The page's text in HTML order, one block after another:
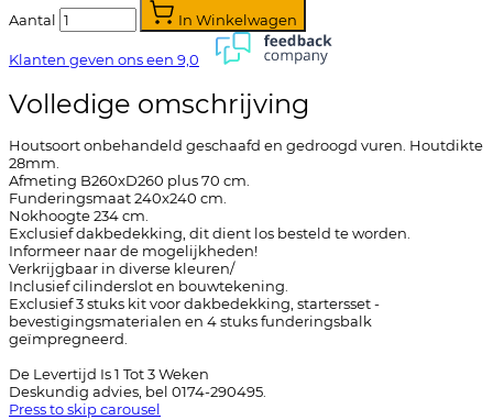
Aantal In Winkelwagen
Klanten geven ons een 9,0
Volledige omschrijving
Houtsoort onbehandeld geschaafd en gedroogd vuren. Houtdikte
28mm.
Afmeting B260xD260 plus 70 cm.
Funderingsmaat 240x240 cm.
Nokhoogte 234 cm.
Exclusief dakbedekking, dit dient los besteld te worden.
Informeer naar de mogelijkheden!
Verkrijgbaar in diverse kleuren/
Inclusief cilinderslot en bouwtekening.
Exclusief 3 stuks kit voor dakbedekking, startersset -
bevestigingsmaterialen en 4 stuks funderingsbalk
geïmpregneerd.
De Levertijd Is 1 Tot 3 Weken
Deskundig advies, bel 0174-290495.
Press to skip carousel